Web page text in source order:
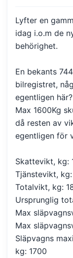
Lyfter en
idag i.o.m de
behörighet.
En bekants
bilregistret,
egentligen här?
Max 1600Kg
då resten av
egentligen för
Skattevikt, kg:
Tjänstevikt,
Totalvikt, kg:
Ursprunglig
Max
Max
Släpvagns
kg: 1700